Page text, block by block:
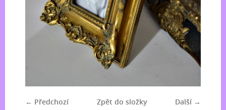
← Předchozí Další →
Zpět do složky